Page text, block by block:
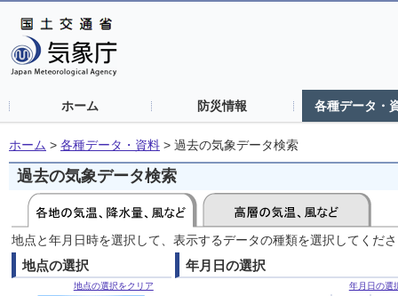
ホーム 防災情報 各種データ・
ホーム > 各種データ・資料 > 過去の気象データ検索
過去の気象データ検索
地点と年月日時を選択して、表示するデータの種類を選択してくだ
地点の選択
地点の選択をクリア
年月日の選択
年月日の選